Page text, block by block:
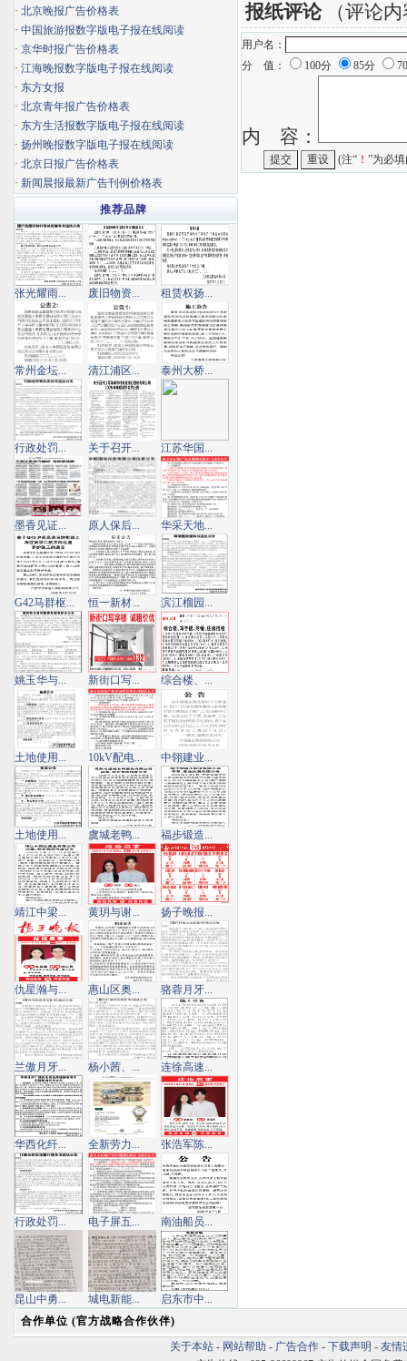
报纸评论（评论内
用户名：
分 值：
100分 85分
内 容：
(注“ ！ ”为必
· 北京晚报广告价格表
· 中国旅游报数字版电子报在线阅读
· 京华时报广告价格表
· 江海晚报数字版电子报在线阅读
· 东方女报
· 北京青年报广告价格表
· 东方生活报数字版电子报在线阅读
· 扬州晚报数字版电子报在线阅读
· 北京日报广告价格表
· 新闻晨报最新广告刊例价格表
推荐品牌
张光耀雨... 废旧物资... 租赁权扬...
常州金坛... 清江浦区... 泰州大桥...
行政处罚... 关于召开... 江苏华国...
墨香见证... 原人保后... 华采天地...
G42马群枢... 恒一新材... 滨江榴园...
姚玉华与... 新街口写... 综合楼、...
土地使用... 10kV配电... 中翎建业...
土地使用... 虞城老鸭... 福步锻造...
靖江中梁... 黄玥与谢... 扬子晚报...
仇星瀚与... 惠山区奥... 骆蓉月牙...
兰傲月牙... 杨小茜、... 连徐高速...
华西化纤... 全新劳力... 张浩军陈...
行政处罚... 电子屏五... 南油船员...
昆山中勇... 城电新能...
启东市中...
合作单位 (官方战略合作伙伴)
关于本站 - 网站帮助 - 广告合作 - 下载声明 - 友情